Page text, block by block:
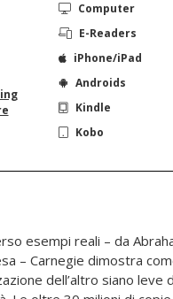
Computer
E-Readers
iPhone/iPad
Androids
Kindle
Kobo